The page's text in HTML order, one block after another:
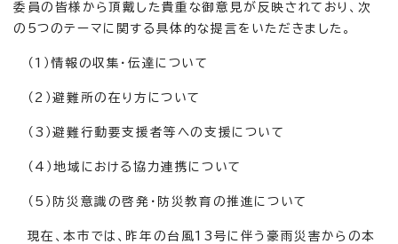
委員の皆様から頂戴した貴重な御意見が反映されており、次
の5つのテーマに関する具体的な提言をいただきました。
（1）情報の収集・伝達について
（2）避難所の在り方について
（3）避難行動要支援者等への支援について
（4）地域における協力連携について
（5）防災意識の啓発・防災教育の推進について
現在、本市では、昨年の台風13号に伴う豪雨災害からの本